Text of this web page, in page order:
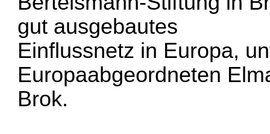
gut ausgebautes
Einflussnetz in Europa,
Europaabgeordneten
Brok.